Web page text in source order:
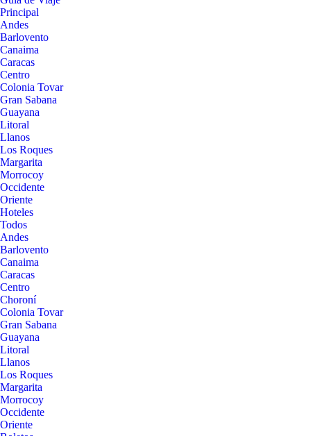
Principal
Andes
Barlovento
Canaima
Caracas
Centro
Colonia Tovar
Gran Sabana
Guayana
Litoral
Llanos
Los Roques
Margarita
Morrocoy
Occidente
Oriente
Hoteles
Todos
Andes
Barlovento
Canaima
Caracas
Centro
Choroní
Colonia Tovar
Gran Sabana
Guayana
Litoral
Llanos
Los Roques
Margarita
Morrocoy
Occidente
Oriente